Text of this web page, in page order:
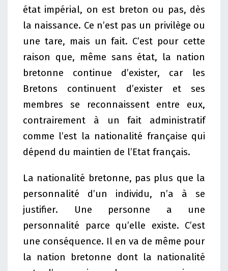
état impérial, on est breton ou pas, dès
la naissance. Ce n’est pas un privilège ou
une tare, mais un fait. C’est pour cette
raison que, même sans état, la nation
bretonne continue d’exister, car les
Bretons continuent d’exister et ses
membres se reconnaissent entre eux,
contrairement à un fait administratif
comme l’est la nationalité française qui
dépend du maintien de l’Etat français.
La nationalité bretonne, pas plus que la
personnalité d’un individu, n’a à se
justifier. Une personne a une
personnalité parce qu’elle existe. C’est
une conséquence. Il en va de même pour
la nation bretonne dont la nationalité